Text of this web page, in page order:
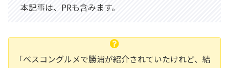
本記事は、PRも含みます。
「ベスコングルメで勝浦が紹介されていたけれど、結